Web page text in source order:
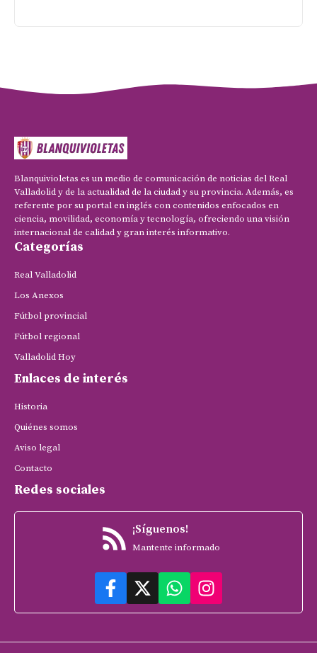
Blanquivioletas es un medio de comunicación de noticias del Real
Valladolid y de la actualidad de la ciudad y su provincia. Además, es
referente por su portal en inglés con contenidos enfocados en
ciencia, movilidad, economía y tecnología, ofreciendo una visión
internacional de calidad y gran interés informativo.
Categorías
Real Valladolid
Los Anexos
Fútbol provincial
Fútbol regional
Valladolid Hoy
Enlaces de interés
Historia
Quiénes somos
Aviso legal
Contacto
Redes sociales
¡Síguenos!
Mantente informado